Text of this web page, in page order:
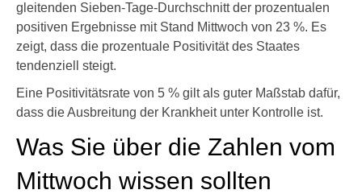
gleitenden Sieben-Tage-Durchschnitt der prozentualen
positiven Ergebnisse mit Stand Mittwoch von 23 %. Es
zeigt, dass die prozentuale Positivität des Staates
tendenziell steigt.
Eine Positivitätsrate von 5 % gilt als guter Maßstab dafür,
dass die Ausbreitung der Krankheit unter Kontrolle ist.
Was Sie über die Zahlen vom
Mittwoch wissen sollten